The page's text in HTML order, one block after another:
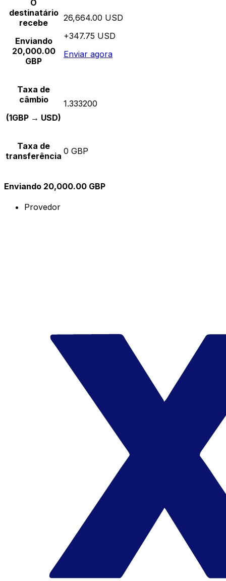
O
destinatário
recebe
Enviando
20,000.00
GBP
26,664.00 USD
+347.75 USD
Enviar agora
Taxa de
câmbio
(1GBP → USD)
1.333200
Taxa de
transferência 0 GBP
Enviando 20,000.00 GBP
Provedor